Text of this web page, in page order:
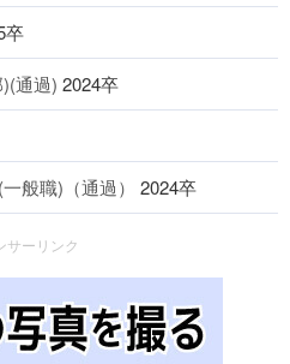
卒
通過) 2024卒
般職)（通過） 2024卒
サーリンク